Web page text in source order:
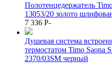
Полотенцедержатель
13053/20 золото
7 336 P-
Душевая система
термостатом Timo Saona
2370/03SM черный